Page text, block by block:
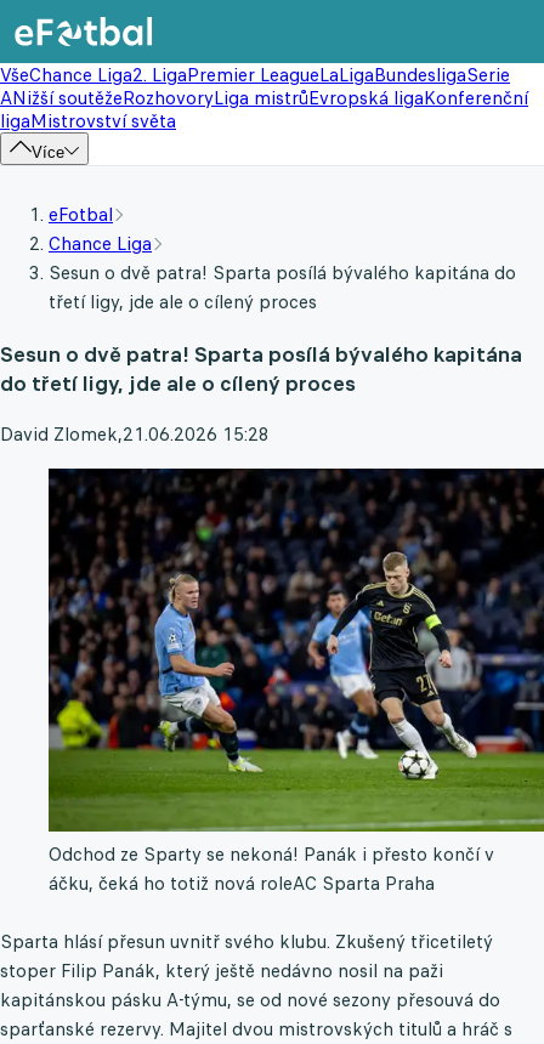
VšeChance Liga2. LigaPremier LeagueLaLigaBundesligaSerie
ANižší soutěžeRozhovoryLiga mistrůEvropská ligaKonferenční
ligaMistrovství světa
Více
eFotbal
Chance Liga
Sesun o dvě patra! Sparta posílá bývalého kapitána do
třetí ligy, jde ale o cílený proces
Sesun o dvě patra! Sparta posílá bývalého kapitána
do třetí ligy, jde ale o cílený proces
David Zlomek,21.06.2026 15:28
Odchod ze Sparty se nekoná! Panák i přesto končí v
áčku, čeká ho totiž nová roleAC Sparta Praha
Sparta hlásí přesun uvnitř svého klubu. Zkušený třicetiletý
stoper Filip Panák, který ještě nedávno nosil na paži
kapitánskou pásku A-týmu, se od nové sezony přesouvá do
sparťanské rezervy. Majitel dvou mistrovských titulů a hráč s